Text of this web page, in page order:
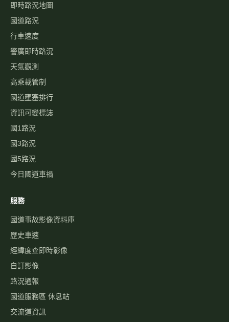
即時路況地圖
國道路況
行車速度
警廣即時路況
天氣觀測
高乘載管制
國道壅塞排行
資訊可變標誌
國1路況
國3路況
國5路況
今日國道車禍
服務
國道事故影像資料庫
歷史車速
經緯度查即時影像
自訂影像
路況通報
國道服務區 休息站
交流道資訊